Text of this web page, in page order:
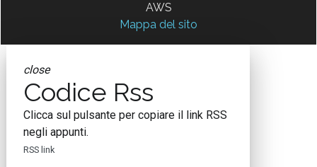
AWS
Mappa del sito
close
Codice Rss
Clicca sul pulsante per copiare il link RSS
negli appunti.
RSS link